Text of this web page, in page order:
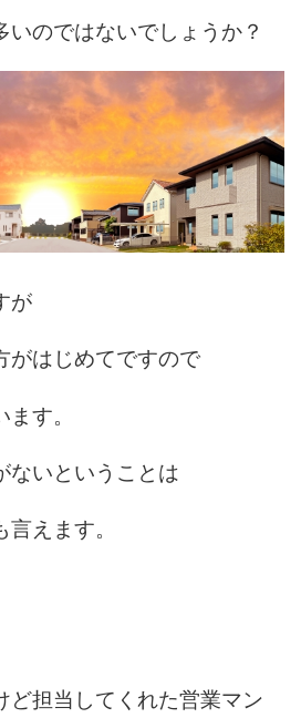
いのではないでしょうか？
が
がはじめてですので
す。
ないということは
えます。
ど担当してくれた営業マン